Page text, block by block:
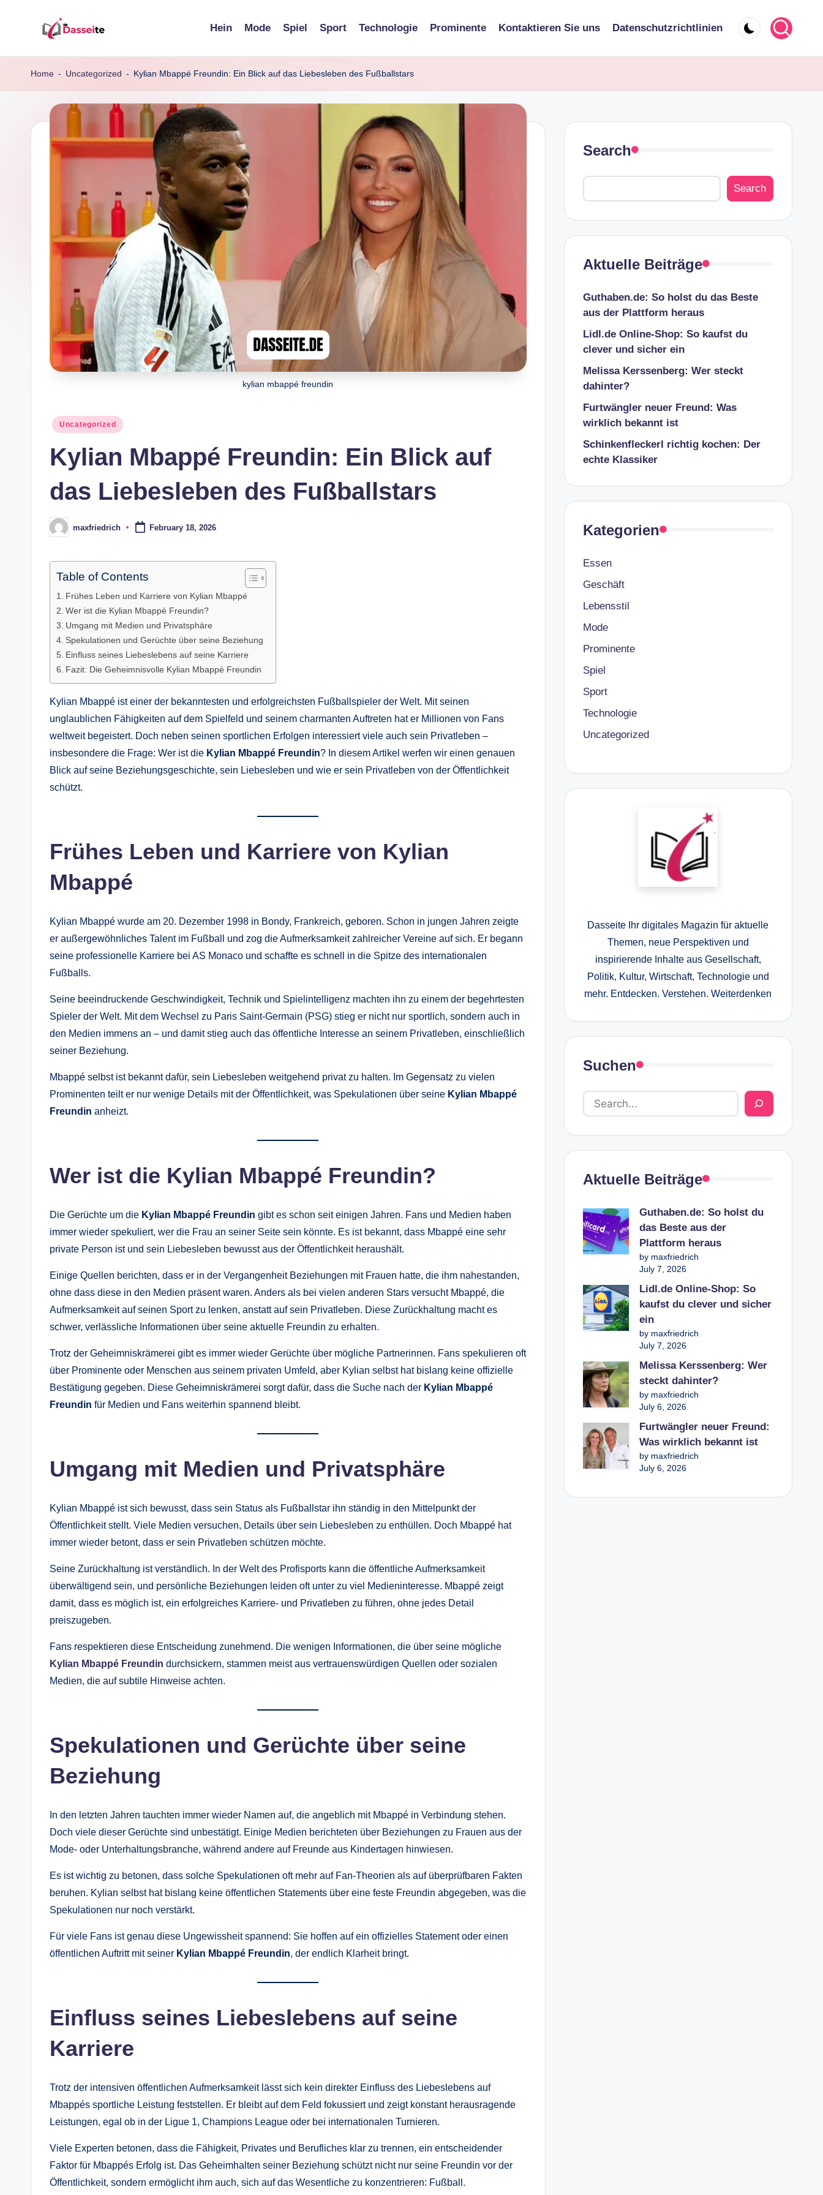
content
d
a
s
Hein Mode Spiel Sport Technologie Prominente Kontaktieren Sie uns Datenschutzrichtlinien
Home - Uncategorized - Kylian Mbappé Freundin: Ein Blick auf das Liebesleben des Fußballstars
kylian mbappé freundin
Posted
Uncategorized
Kylian Mbappé Freundin: Ein Blick auf
das Liebesleben des Fußballstars
Postedmaxfriedrich February 18, 2026
Table of Contents
Frühes Leben und Karriere von Kylian Mbappé
Wer ist die Kylian Mbappé Freundin?
Umgang mit Medien und Privatsphäre
Spekulationen und Gerüchte über seine Beziehung
Einfluss seines Liebeslebens auf seine Karriere
Fazit: Die Geheimnisvolle Kylian Mbappé Freundin
Kylian Mbappé ist einer der bekanntesten und erfolgreichsten Fußballspieler der Welt. Mit seinen
unglaublichen Fähigkeiten auf dem Spielfeld und seinem charmanten Auftreten hat er Millionen von Fans
weltweit begeistert. Doch neben seinen sportlichen Erfolgen interessiert viele auch sein Privatleben –
insbesondere die Frage: Wer ist die Kylian Mbappé Freundin? In diesem Artikel werfen wir einen genauen
Blick auf seine Beziehungsgeschichte, sein Liebesleben und wie er sein Privatleben von der Öffentlichkeit
schützt.
Frühes Leben und Karriere von Kylian
Mbappé
Kylian Mbappé wurde am 20. Dezember 1998 in Bondy, Frankreich, geboren. Schon in jungen Jahren zeigte
er außergewöhnliches Talent im Fußball und zog die Aufmerksamkeit zahlreicher Vereine auf sich. Er begann
seine professionelle Karriere bei AS Monaco und schaffte es schnell in die Spitze des internationalen
Fußballs.
Seine beeindruckende Geschwindigkeit, Technik und Spielintelligenz machten ihn zu einem der begehrtesten
Spieler der Welt. Mit dem Wechsel zu Paris Saint-Germain (PSG) stieg er nicht nur sportlich, sondern auch in
den Medien immens an – und damit stieg auch das öffentliche Interesse an seinem Privatleben, einschließlich
seiner Beziehung.
Mbappé selbst ist bekannt dafür, sein Liebesleben weitgehend privat zu halten. Im Gegensatz zu vielen
Prominenten teilt er nur wenige Details mit der Öffentlichkeit, was Spekulationen über seine Kylian Mbappé
Freundin anheizt.
Wer ist die Kylian Mbappé Freundin?
Die Gerüchte um die Kylian Mbappé Freundin gibt es schon seit einigen Jahren. Fans und Medien haben
immer wieder spekuliert, wer die Frau an seiner Seite sein könnte. Es ist bekannt, dass Mbappé eine sehr
private Person ist und sein Liebesleben bewusst aus der Öffentlichkeit heraushält.
Einige Quellen berichten, dass er in der Vergangenheit Beziehungen mit Frauen hatte, die ihm nahestanden,
ohne dass diese in den Medien präsent waren. Anders als bei vielen anderen Stars versucht Mbappé, die
Aufmerksamkeit auf seinen Sport zu lenken, anstatt auf sein Privatleben. Diese Zurückhaltung macht es
schwer, verlässliche Informationen über seine aktuelle Freundin zu erhalten.
Trotz der Geheimniskrämerei gibt es immer wieder Gerüchte über mögliche Partnerinnen. Fans spekulieren oft
über Prominente oder Menschen aus seinem privaten Umfeld, aber Kylian selbst hat bislang keine offizielle
Bestätigung gegeben. Diese Geheimniskrämerei sorgt dafür, dass die Suche nach der Kylian Mbappé
Freundin für Medien und Fans weiterhin spannend bleibt.
Umgang mit Medien und Privatsphäre
Kylian Mbappé ist sich bewusst, dass sein Status als Fußballstar ihn ständig in den Mittelpunkt der
Öffentlichkeit stellt. Viele Medien versuchen, Details über sein Liebesleben zu enthüllen. Doch Mbappé hat
immer wieder betont, dass er sein Privatleben schützen möchte.
Seine Zurückhaltung ist verständlich. In der Welt des Profisports kann die öffentliche Aufmerksamkeit
überwältigend sein, und persönliche Beziehungen leiden oft unter zu viel Medieninteresse. Mbappé zeigt
damit, dass es möglich ist, ein erfolgreiches Karriere- und Privatleben zu führen, ohne jedes Detail
preiszugeben.
Fans respektieren diese Entscheidung zunehmend. Die wenigen Informationen, die über seine mögliche
Kylian Mbappé Freundin durchsickern, stammen meist aus vertrauenswürdigen Quellen oder sozialen
Medien, die auf subtile Hinweise achten.
Spekulationen und Gerüchte über seine
Beziehung
In den letzten Jahren tauchten immer wieder Namen auf, die angeblich mit Mbappé in Verbindung stehen.
Doch viele dieser Gerüchte sind unbestätigt. Einige Medien berichteten über Beziehungen zu Frauen aus der
Mode- oder Unterhaltungsbranche, während andere auf Freunde aus Kindertagen hinwiesen.
Es ist wichtig zu betonen, dass solche Spekulationen oft mehr auf Fan-Theorien als auf überprüfbaren Fakten
beruhen. Kylian selbst hat bislang keine öffentlichen Statements über eine feste Freundin abgegeben, was die
Spekulationen nur noch verstärkt.
Für viele Fans ist genau diese Ungewissheit spannend: Sie hoffen auf ein offizielles Statement oder einen
öffentlichen Auftritt mit seiner Kylian Mbappé Freundin, der endlich Klarheit bringt.
Einfluss seines Liebeslebens auf seine
Karriere
Trotz der intensiven öffentlichen Aufmerksamkeit lässt sich kein direkter Einfluss des Liebeslebens auf
Mbappés sportliche Leistung feststellen. Er bleibt auf dem Feld fokussiert und zeigt konstant herausragende
Leistungen, egal ob in der Ligue 1, Champions League oder bei internationalen Turnieren.
Viele Experten betonen, dass die Fähigkeit, Privates und Berufliches klar zu trennen, ein entscheidender
Faktor für Mbappés Erfolg ist. Das Geheimhalten seiner Beziehung schützt nicht nur seine Freundin vor der
Öffentlichkeit, sondern ermöglicht ihm auch, sich auf das Wesentliche zu konzentrieren: Fußball.
Search
Search
Aktuelle Beiträge
Guthaben.de: So holst du das Beste
aus der Plattform heraus
Lidl.de Online-Shop: So kaufst du
clever und sicher ein
Melissa Kerssenberg: Wer steckt
dahinter?
Furtwängler neuer Freund: Was
wirklich bekannt ist
Schinkenfleckerl richtig kochen: Der
echte Klassiker
Kategorien
Essen
Geschäft
Lebensstil
Mode
Prominente
Spiel
Sport
Technologie
Uncategorized
Dasseite Ihr digitales Magazin für aktuelle
Themen, neue Perspektiven und
inspirierende Inhalte aus Gesellschaft,
Politik, Kultur, Wirtschaft, Technologie und
mehr. Entdecken. Verstehen. Weiterdenken
Suchen
Aktuelle Beiträge
Guthaben.de: So holst du
das Beste aus der
Plattform heraus
by maxfriedrich
July 7, 2026
Lidl.de Online-Shop: So
kaufst du clever und sicher
ein
by maxfriedrich
July 7, 2026
Melissa Kerssenberg: Wer
steckt dahinter?
by maxfriedrich
July 6, 2026
Furtwängler neuer Freund:
Was wirklich bekannt ist
by maxfriedrich
July 6, 2026